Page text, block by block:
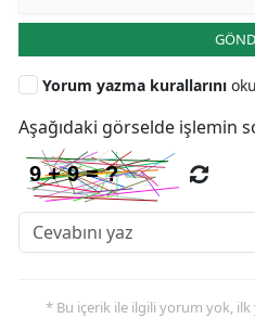
Yorum yazma kurallarını
Aşağıdaki görselde işlemin
* Bu içerik ile ilgili yorum yok, ilk